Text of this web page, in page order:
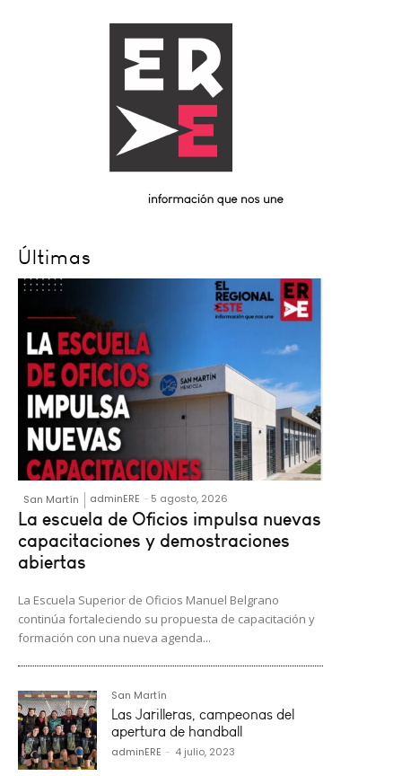
Últimas
San Martín adminERE - 5 agosto, 2026
La escuela de Oficios impulsa nuevas
capacitaciones y demostraciones
abiertas
La Escuela Superior de Oficios Manuel Belgrano
continúa fortaleciendo su propuesta de capacitación y
formación con una nueva agenda...
San Martín
Las Jarilleras, campeonas del
apertura de handball
adminERE - 4 julio, 2023